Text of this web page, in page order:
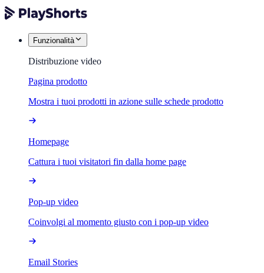
Funzionalità
Distribuzione video
Pagina prodotto
Mostra i tuoi prodotti in azione sulle schede prodotto
Homepage
Cattura i tuoi visitatori fin dalla home page
Pop-up video
Coinvolgi al momento giusto con i pop-up video
Email Stories